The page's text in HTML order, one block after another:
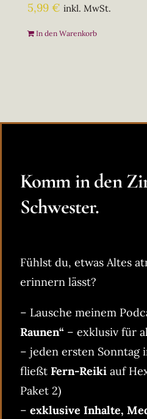
5,99 € inkl. MwSt.
In den Warenkorb
Komm in den
Schwester.
Fühlst du, etwas Altes
erinnern lässt?
– Lausche meinem
Raunen“ – exklusiv für
– jeden ersten Sonntag
fließt Fern-Reiki auf
Paket 2)
– exklusive Inhalte,